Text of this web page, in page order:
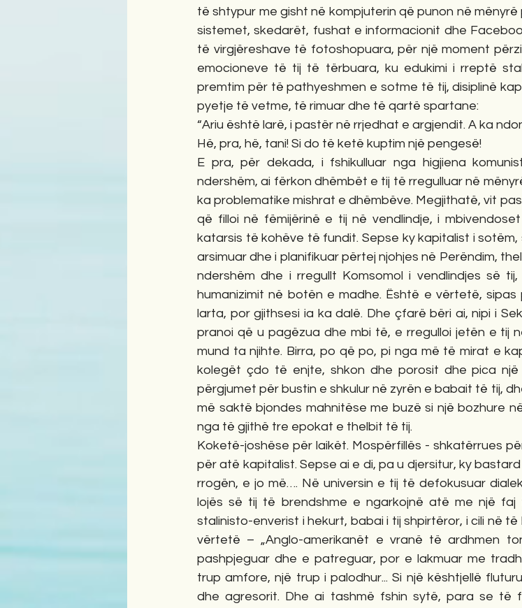
të shtypur me gisht në kompjuterin që punon në
sistemet, skedarët, fushat e informacionit dhe
të virgjëreshave të fotoshopuara, për një moment
emocioneve të tij të tërbuara, ku edukimi i rreptë
premtim për të pathyeshmen e sotme të tij, disiplinë
pyetje të vetme, të rimuar dhe të qartë spartane:
“Ariu është larë, i pastër në rrjedhat e argjendit. A ka
Hë, pra, hë, tani! Si do të ketë kuptim një pengesë!
E pra, për dekada, i fshikulluar nga higjiena
ndershëm, ai fërkon dhëmbët e tij të rregulluar në
ka problematike mishrat e dhëmbëve. Megjithatë, vit
që filloi në fëmijërinë e tij në vendlindje, i
katarsis të kohëve të fundit. Sepse ky kapitalist i sotëm,
arsimuar dhe i planifikuar përtej njohjes në Perëndim,
ndershëm dhe i rregullt Komsomol i vendlindjes së
humanizimit në botën e madhe. Është e vërtetë,
larta, por gjithsesi ia ka dalë. Dhe çfarë bëri ai, nipi i
pranoi që u pagëzua dhe mbi të, e rregulloi jetën e tij
mund ta njihte. Birra, po që po, pi nga më të mirat e
kolegët çdo të enjte, shkon dhe porosit dhe pica një
përgjumet për bustin e shkulur në zyrën e babait të tij,
më saktë bjondes mahnitëse me buzë si një bozhure
nga të gjithë tre epokat e thelbit të tij.
Koketë-joshëse për laikët. Mospërfillës - shkatërrues
për atë kapitalist. Sepse ai e di, pa u djersitur, ky
rrogën, e jo më…. Në universin e tij të defokusuar
lojës së tij të brendshme e ngarkojnë atë me një faj
stalinisto-enverist i hekurt, babai i tij shpirtëror, i cili në
vërtetë – „Anglo-amerikanët e vranë të ardhmen
pashpjeguar dhe e patreguar, por e lakmuar me
trup amfore, një trup i palodhur... Si një kështjellë
dhe agresorit. Dhe ai tashmë fshin sytë, para se të